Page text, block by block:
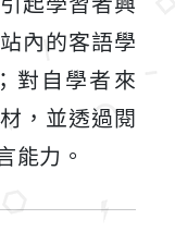
內的客語學
對自學者來
，並透過閱
能力。